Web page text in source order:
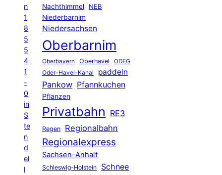
n
1
8
5
5
4
1
-
0
in
S
te
n
d
el
l
Nachthimmel
NEB
Niederbarnim
Niedersachsen
Oberbarnim
Oberbayern Oberhavel ODEG
Oder-Havel-Kanal paddeln
Pankow Pfannkuchen
Pflanzen
Privatbahn RE3
Regen Regionalbahn
Regionalexpress
Sachsen-Anhalt
Schleswig-Holstein Schnee